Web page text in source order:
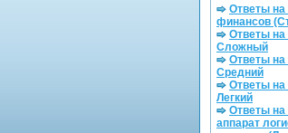
Ответы на
финансов
Ответы на
Сложный
Ответы на
Средний
Ответы на
Легкий
Ответы на
аппарат